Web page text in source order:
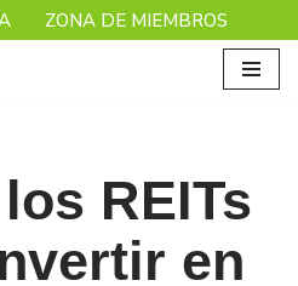
ZONA DE MIEMBROS
REITs
en